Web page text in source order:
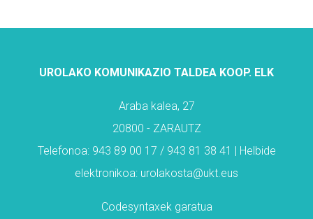
UROLAKO KOMUNIKAZIO TALDEA KOOP. ELK
Araba kalea, 27
20800 - ZARAUTZ
Telefonoa: 943 89 00 17 / 943 81 38 41 | Helbide
elektronikoa: urolakosta@ukt.eus
Codesyntaxek garatua